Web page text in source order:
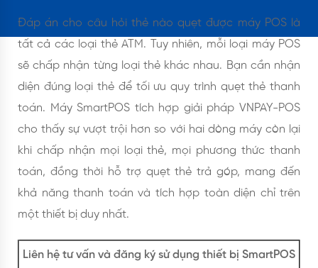
Đáp án cho câu hỏi thẻ nào quẹt được máy POS là
tất cả các loại thẻ ATM. Tuy nhiên, mỗi loại máy POS
sẽ chấp nhận từng loại thẻ khác nhau. Bạn cần nhận
diện đúng loại thẻ để tối ưu quy trình quẹt thẻ thanh
toán. Máy SmartPOS tích hợp giải pháp VNPAY-POS
cho thấy sự vượt trội hơn so với hai dòng máy còn lại
khi chấp nhận mọi loại thẻ, mọi phương thức thanh
toán, đồng thời hỗ trợ quẹt thẻ trả góp, mang đến
khả năng thanh toán và tích hợp toàn diện chỉ trên
một thiết bị duy nhất.
Liên hệ tư vấn và đăng ký sử dụng thiết bị SmartPOS